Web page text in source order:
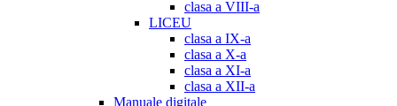
clasa a VIII-a
LICEU
clasa a IX-a
clasa a X-a
clasa a XI-a
clasa a XII-a
Manuale digitale